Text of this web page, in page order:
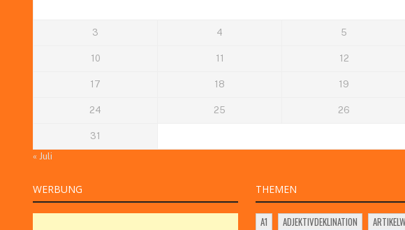
3 4 5
10 11 12
17 18 19
24 25 26
31
« Juli
WERBUNG THEMEN
A1 ADJEKTIVDEKLINATION